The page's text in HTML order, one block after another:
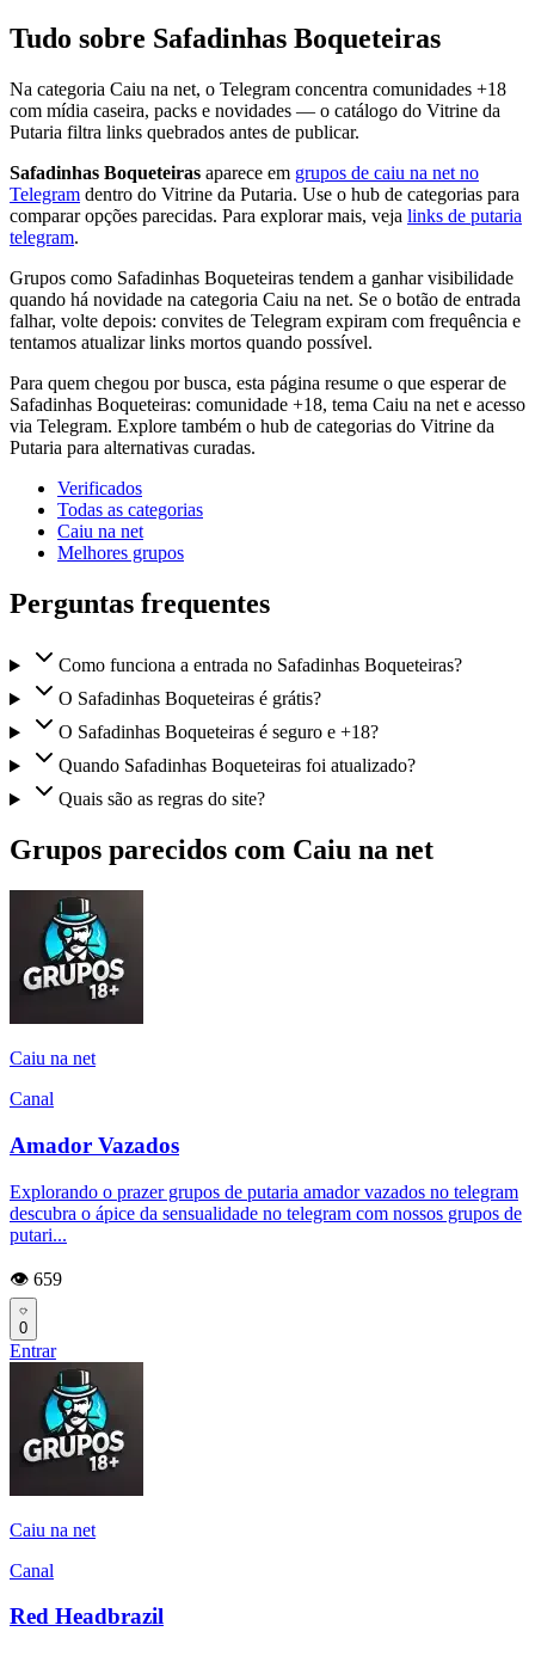
Tudo sobre Safadinhas Boqueteiras
Na categoria Caiu na net, o Telegram concentra comunidades +18
com mídia caseira, packs e novidades — o catálogo do Vitrine da
Putaria filtra links quebrados antes de publicar.
Safadinhas Boqueteiras aparece em grupos de caiu na net no
Telegram dentro do Vitrine da Putaria. Use o hub de categorias para
comparar opções parecidas. Para explorar mais, veja links de putaria
telegram.
Grupos como Safadinhas Boqueteiras tendem a ganhar visibilidade
quando há novidade na categoria Caiu na net. Se o botão de entrada
falhar, volte depois: convites de Telegram expiram com frequência e
tentamos atualizar links mortos quando possível.
Para quem chegou por busca, esta página resume o que esperar de
Safadinhas Boqueteiras: comunidade +18, tema Caiu na net e acesso
via Telegram. Explore também o hub de categorias do Vitrine da
Putaria para alternativas curadas.
Verificados
Todas as categorias
Caiu na net
Melhores grupos
Perguntas frequentes
Como funciona a entrada no Safadinhas Boqueteiras?
O Safadinhas Boqueteiras é grátis?
O Safadinhas Boqueteiras é seguro e +18?
Quando Safadinhas Boqueteiras foi atualizado?
Quais são as regras do site?
Grupos parecidos com Caiu na net
Caiu na net
Canal
Amador Vazados
Explorando o prazer grupos de putaria amador vazados no telegram
descubra o ápice da sensualidade no telegram com nossos grupos de
putari...
👁️ 659
0
Entrar
Caiu na net
Canal
Red Headbrazil